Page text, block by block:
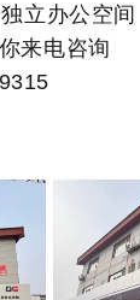
立办公空
来电咨询